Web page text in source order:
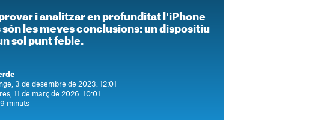
i analitzar en profunditat l'iPhone
són les meves conclusions: un dispositiu
sol punt feble.
3 de desembre de 2023. 12:01
11 de març de 2026. 10:01
minuts